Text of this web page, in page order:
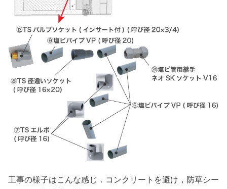
工事の様子はこんな感じ．コンクリートを避け，防草シー